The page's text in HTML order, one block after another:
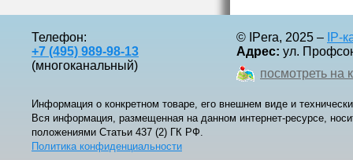
Телефон:
+7 (495) 989-98-13
(многоканальный)
© IPera, 2025 – IP-
Адрес: ул.
посмотреть на
Информация о конкретном товаре, его внешнем виде и
Вся информация, размещенная на данном интернет-ресурсе,
положениями Статьи 437 (2) ГК РФ.
Политика конфиденциальности